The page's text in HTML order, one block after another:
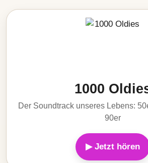
1000
Der Soundtrack unseres Lebens:
90er
▶ Jetzt hören